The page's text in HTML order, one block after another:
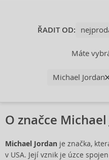
ŘADIT OD:
Máte
Michael Jordan
O značce
Michael Jordan je značka,
v USA. Její vznik je úzce